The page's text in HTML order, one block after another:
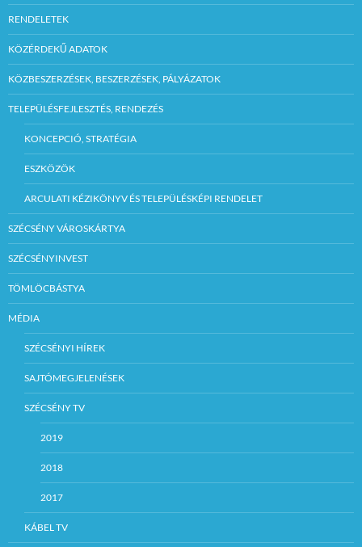
RENDELETEK
KÖZÉRDEKŰ ADATOK
KÖZBESZERZÉSEK, BESZERZÉSEK, PÁLYÁZATOK
TELEPÜLÉSFEJLESZTÉS, RENDEZÉS
KONCEPCIÓ, STRATÉGIA
ESZKÖZÖK
ARCULATI KÉZIKÖNYV ÉS TELEPÜLÉSKÉPI RENDELET
SZÉCSÉNY VÁROSKÁRTYA
SZÉCSÉNYINVEST
TÖMLÖCBÁSTYA
MÉDIA
SZÉCSÉNYI HÍREK
SAJTÓMEGJELENÉSEK
SZÉCSÉNY TV
2019
2018
2017
KÁBEL TV